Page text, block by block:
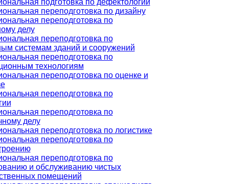
переподготовка по дизайну
переподготовка по
делу
переподготовка по
системам зданий и сооружений
переподготовка по
технологиям
переподготовка по оценке и
переподготовка по
переподготовка по
делу
переподготовка по логистике
переподготовка по
переподготовка по
и обслуживанию чистых
помещений